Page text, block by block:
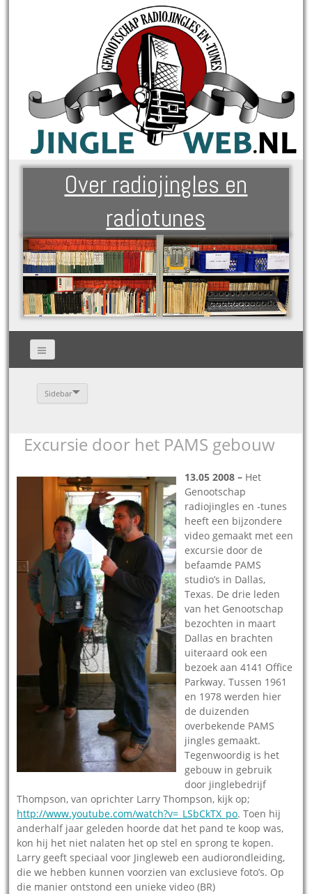
Over radiojingles en
radiotunes
Sidebar
Excursie door het PAMS gebouw
13.05 2008 – Het
Genootschap
radiojingles en -tunes
heeft een bijzondere
video gemaakt met een
excursie door de
befaamde PAMS
studio’s in Dallas,
Texas. De drie leden
van het Genootschap
bezochten in maart
Dallas en brachten
uiteraard ook een
bezoek aan 4141 Office
Parkway. Tussen 1961
en 1978 werden hier
de duizenden
overbekende PAMS
jingles gemaakt.
Tegenwoordig is het
gebouw in gebruik
door jinglebedrijf
Thompson, van oprichter Larry Thompson, kijk op;
http://www.youtube.com/watch?v=_LSbCkTX_po. Toen hij
anderhalf jaar geleden hoorde dat het pand te koop was,
kon hij het niet nalaten het op stel en sprong te kopen.
Larry geeft speciaal voor Jingleweb een audiorondleiding,
die we hebben kunnen voorzien van exclusieve foto’s. Op
die manier ontstond een unieke video (BR)